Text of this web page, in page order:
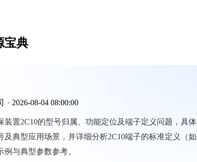
宝典
· 2026-08-04 08:00:00
装置2C10的型号归属、功能定位及端子定义问题，具
及典型应用场景，并详细分析2C10端子的标准定义（
与典型参数参考。